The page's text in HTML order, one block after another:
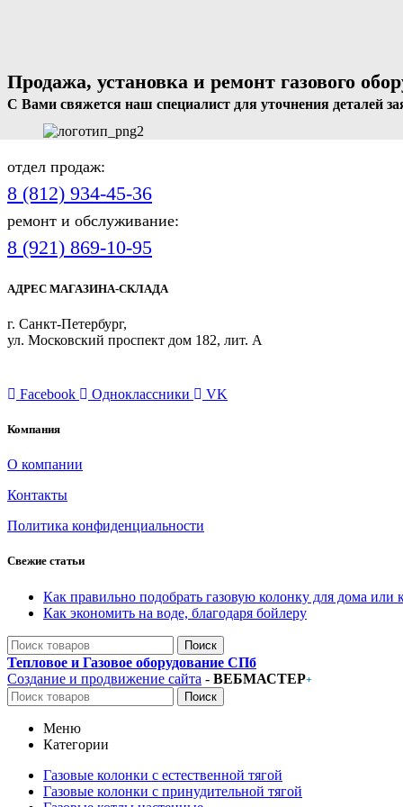
Продажа, установка и ремонт газового
С Вами свяжется наш специалист для уточнения деталей
отдел продаж:
8 (812) 934-45-36
ремонт и обслуживание:
8 (921) 869-10-95
АДРЕС МАГАЗИНА-СКЛАДА
г. Санкт-Петербург,
ул. Московский проспект дом 182, лит. А
Facebook
Одноклассники VK
Компания
О компании
Контакты
Политика конфиденциальности
Свежие статьи
Как правильно подобрать газовую колонку для дома или
Как экономить на воде, благодаря бойлеру
Поиск
Тепловое и Газовое оборудование СПб
Создание и продвижение сайта - ВЕБМАСТЕР+
Поиск
Меню
Категории
Газовые колонки с естественной тягой
Газовые колонки с принудительной тягой